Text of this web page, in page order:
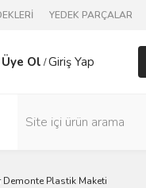
YEDEK PARÇALAR
Üye Ol /Giriş Yap
Demonte Plastik Maketi